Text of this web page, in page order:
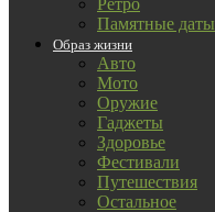
Ретро
Памятные даты
Образ жизни
Авто
Мото
Оружие
Гаджеты
Здоровье
Фестивали
Путешествия
Остальное